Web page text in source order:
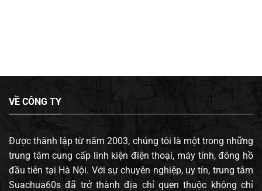
VỀ CÔNG TY
Được thành lập từ năm 2003, chúng tôi là một trong những
trung tâm cung cấp linh kiện điện thoại, máy tính, đông hồ
đầu tiên tại Hà Nội. Với sự chuyên nghiệp, uy tín, trung tâm
Suachua60s đã trở thành địa chỉ quen thuộc không chỉ